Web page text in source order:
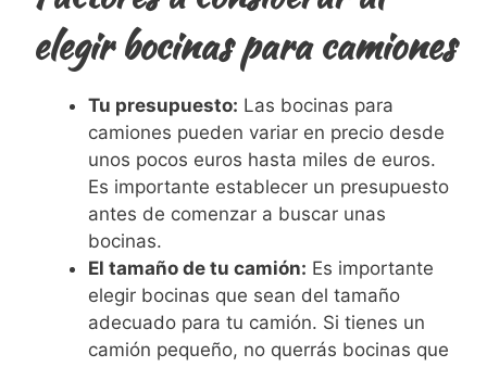
elegir bocinas para camiones
Tu presupuesto: Las bocinas para
camiones pueden variar en precio desde
unos pocos euros hasta miles de euros.
Es importante establecer un presupuesto
antes de comenzar a buscar unas
bocinas.
El tamaño de tu camión: Es importante
elegir bocinas que sean del tamaño
adecuado para tu camión. Si tienes un
camión pequeño, no querrás bocinas que